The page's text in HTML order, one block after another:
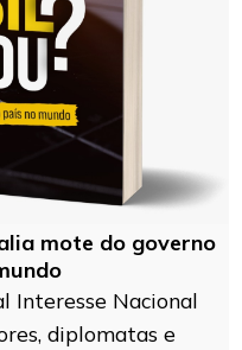
mote do governo
Interesse Nacional
diplomatas e